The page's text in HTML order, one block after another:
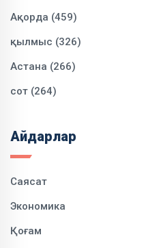
Ақорда (459)
қылмыс (326)
Астана (266)
сот (264)
Айдарлар
Саясат
Экономика
Қоғам